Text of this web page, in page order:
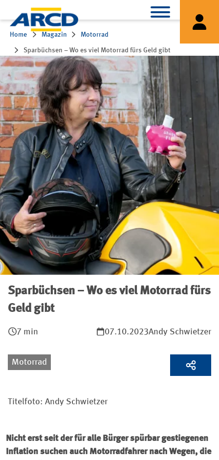
Home Magazin Motorrad
Sparbüchsen – Wo es viel Motorrad fürs Geld gibt
Sparbüchsen – Wo es viel Motorrad fürs
Geld gibt
7 min 07.10.2023Andy Schwietzer
Motorrad
Titelfoto: Andy Schwietzer
Nicht erst seit der für alle Bürger spürbar gestiegenen
Inflation suchen auch Motorradfahrer nach Wegen, die